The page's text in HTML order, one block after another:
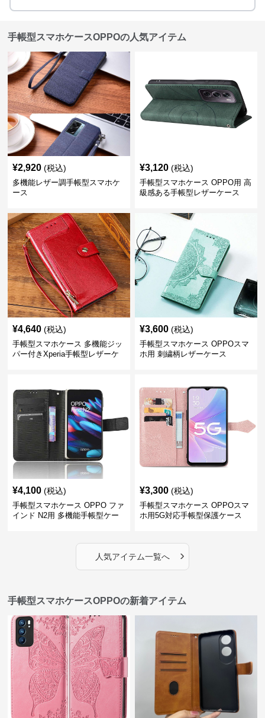
手帳型スマホケースOPPOの人気アイテム
¥2,920 (税込)
多機能レザー調手帳型スマホケ
ース
¥3,120 (税込)
手帳型スマホケース OPPO用 高
級感ある手帳型レザーケース
¥4,640 (税込)
手帳型スマホケース 多機能ジッ
パー付きXperia手帳型レザーケ
¥3,600 (税込)
手帳型スマホケース OPPOスマ
ホ用 刺繍柄レザーケース
¥4,100 (税込)
手帳型スマホケース OPPO ファ
インド N2用 多機能手帳型ケー
¥3,300 (税込)
手帳型スマホケース OPPOスマ
ホ用5G対応手帳型保護ケース
人気アイテム一覧へ ›
手帳型スマホケースOPPOの新着アイテム